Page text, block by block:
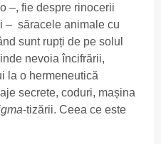
–, fie despre rinocerii
– săracele animale cu
sunt rupți de pe solul
nevoia încifrării,
la o hermeneutică
secrete, coduri, mașina
-tizării. Ceea ce este